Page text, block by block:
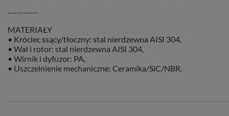
----------
MATERIAŁY
• Króciec ssący/tłoczny: stal nierdzewna AISI 304,
• Wał i rotor: stal nierdzewna AISI 304,
• Wirnik i dyfuzor: PA,
• Uszczelnienie mechaniczne: Ceramika/SiC/NBR.